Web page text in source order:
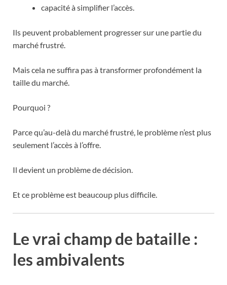
capacité à simplifier l’accès.
Ils peuvent probablement progresser sur une partie du
marché frustré.
Mais cela ne suffira pas à transformer profondément la
taille du marché.
Pourquoi ?
Parce qu’au-delà du marché frustré, le problème n’est plus
seulement l’accès à l’offre.
Il devient un problème de décision.
Et ce problème est beaucoup plus difficile.
Le vrai champ de bataille :
les ambivalents